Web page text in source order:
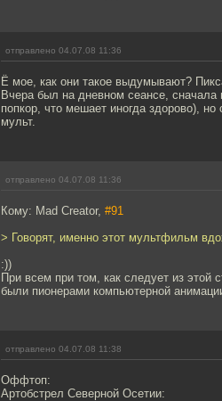
отправлено 04.07.08 11:36
Ё мое, как они такое выдумывают?
Вчера был на дневном сеансе,
попкор, что мешает иногда здорово),
мульт.
отправлено 04.07.08 11:36
Кому: Mad Creator, #91
> Говорят, именно этот мультфильм
:))
При всем при том, как следует из этой
были пионерами компьютерной
отправлено 04.07.08 11:38
Оффтоп:
Артобстрел Северной Осетии: